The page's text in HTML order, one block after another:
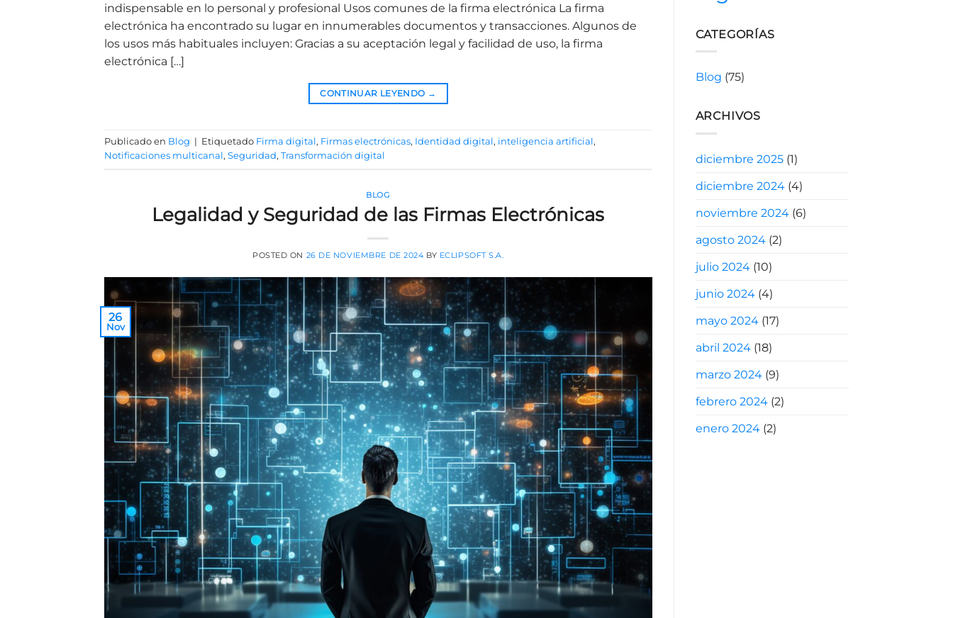
indispensable en lo personal y profesional Usos comunes de la firma electrónica La firma
electrónica ha encontrado su lugar en innumerables documentos y transacciones. Algunos de
los usos más habituales incluyen: Gracias a su aceptación legal y facilidad de uso, la firma
electrónica […]
CONTINUAR LEYENDO →
Publicado en Blog | Etiquetado Firma digital , Firmas electrónicas, Identidad digital , inteligencia artificial ,
Notificaciones multicanal , Seguridad, Transformación digital
BLOG
Legalidad y Seguridad de las Firmas Electrónicas
POSTED ON 26 DE NOVIEMBRE DE 2024 BY ECLIPSOFT S.A.
26
Nov
CATEGORÍAS
Blog (75)
ARCHIVOS
diciembre 2025(1)
diciembre 2024(4)
noviembre 2024(6)
agosto 2024(2)
julio 2024(10)
junio 2024(4)
mayo 2024(17)
abril 2024(18)
marzo 2024(9)
febrero 2024(2)
enero 2024(2)